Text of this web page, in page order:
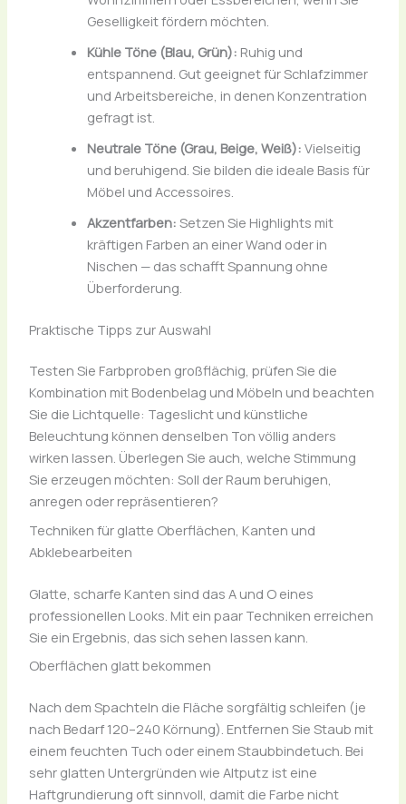
Geselligkeit fördern möchten.
Kühle Töne (Blau, Grün): Ruhig und
entspannend. Gut geeignet für Schlafzimmer
und Arbeitsbereiche, in denen Konzentration
gefragt ist.
Neutrale Töne (Grau, Beige, Weiß): Vielseitig
und beruhigend. Sie bilden die ideale Basis für
Möbel und Accessoires.
Akzentfarben: Setzen Sie Highlights mit
kräftigen Farben an einer Wand oder in
Nischen — das schafft Spannung ohne
Überforderung.
Praktische Tipps zur Auswahl
Testen Sie Farbproben großflächig, prüfen Sie die
Kombination mit Bodenbelag und Möbeln und beachten
Sie die Lichtquelle: Tageslicht und künstliche
Beleuchtung können denselben Ton völlig anders
wirken lassen. Überlegen Sie auch, welche Stimmung
Sie erzeugen möchten: Soll der Raum beruhigen,
anregen oder repräsentieren?
Techniken für glatte Oberflächen, Kanten und
Abklebearbeiten
Glatte, scharfe Kanten sind das A und O eines
professionellen Looks. Mit ein paar Techniken erreichen
Sie ein Ergebnis, das sich sehen lassen kann.
Oberflächen glatt bekommen
Nach dem Spachteln die Fläche sorgfältig schleifen (je
nach Bedarf 120–240 Körnung). Entfernen Sie Staub mit
einem feuchten Tuch oder einem Staubbindetuch. Bei
sehr glatten Untergründen wie Altputz ist eine
Haftgrundierung oft sinnvoll, damit die Farbe nicht